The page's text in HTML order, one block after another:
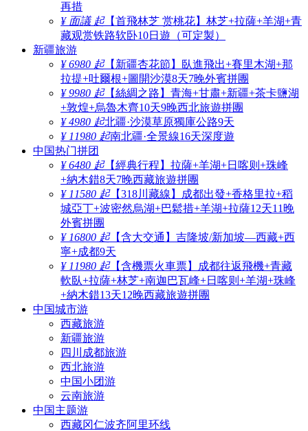
再措
¥ 面議 起【首飛林芝 赏桃花】林芝+拉薩+羊湖+青
藏观赏铁路软卧10日遊（可定製）
新疆旅游
¥ 6980 起【新疆杏花節】臥進飛出+賽里木湖+那
拉提+吐爾根+圖開沙漠8天7晚外賓拼團
¥ 9980 起【絲綢之路】青海+甘肅+新疆+茶卡鹽湖
+敦煌+烏魯木齊10天9晚西北旅遊拼團
¥ 4980 起北疆·沙漠草原獨庫公路9天
¥ 11980 起南北疆·全景線16天深度遊
中国热门拼团
¥ 6480 起【經典行程】拉薩+羊湖+日喀则+珠峰
+納木錯8天7晚西藏旅遊拼團
¥ 11580 起【318川藏線】成都出發+香格里拉+稻
城亞丁+波密然烏湖+巴鬆措+羊湖+拉薩12天11晚
外賓拼團
¥ 16800 起【含大交通】吉隆坡/新加坡—西藏+西
寧+成都9天
¥ 11980 起【含機票火車票】成都往返飛機+青藏
軟臥+拉薩+林芝+南迦巴瓦峰+日喀则+羊湖+珠峰
+納木錯13天12晚西藏旅遊拼團
中国城市游
西藏旅游
新疆旅游
四川成都旅游
西北旅游
中国小团游
云南旅游
中国主题游
西藏冈仁波齐阿里环线